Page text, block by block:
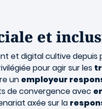
et
et digital cultive depuis
pour agir sur les
un employeur
de convergence avec
axée sur la